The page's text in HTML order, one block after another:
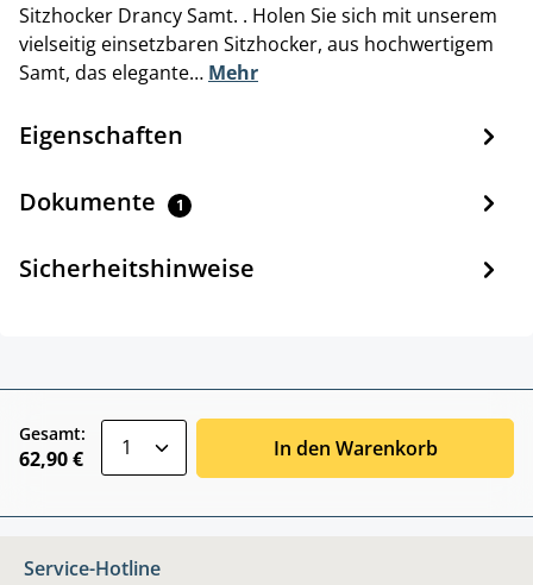
Sitzhocker Drancy Samt. . Holen Sie sich mit unserem
vielseitig einsetzbaren Sitzhocker, aus hochwertigem
Samt, das elegante… Mehr
Eigenschaften
Dokumente 1
Sicherheitshinweise
Gesamt:
62,90 € In den Warenkorb
Service-Hotline